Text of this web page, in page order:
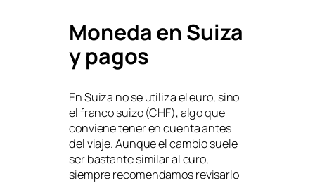
Moneda en Suiza
y pagos
En Suiza no se utiliza el euro, sino
el franco suizo (CHF), algo que
conviene tener en cuenta antes
del viaje. Aunque el cambio suele
ser bastante similar al euro,
siempre recomendamos revisarlo